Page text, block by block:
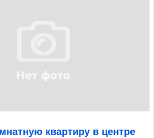
квартиру в центре